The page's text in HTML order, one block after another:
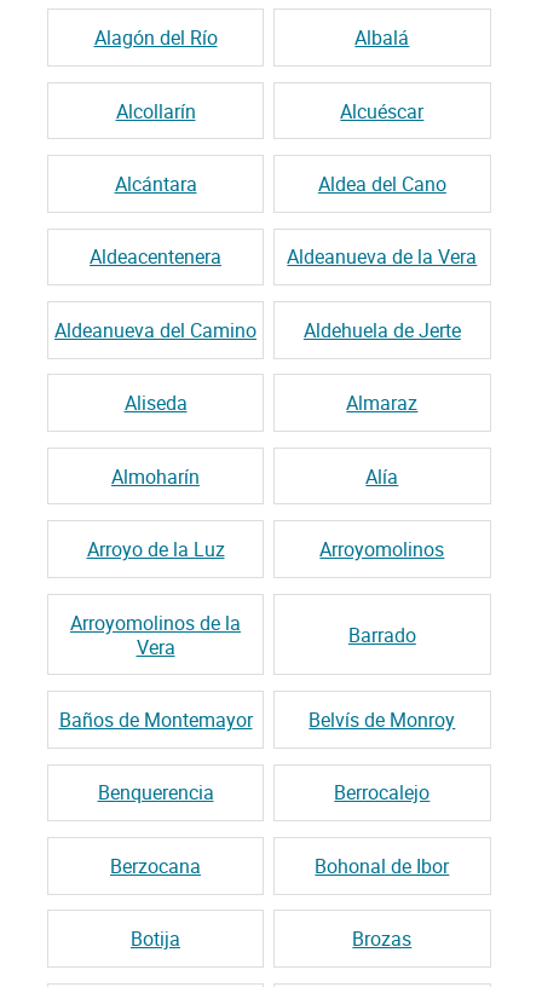
Alagón del Río Albalá
Alcollarín Alcuéscar
Alcántara Aldea del Cano
Aldeacentenera Aldeanueva de la Vera
Aldeanueva del Camino Aldehuela de Jerte
Aliseda Almaraz
Almoharín Alía
Arroyo de la Luz Arroyomolinos
Arroyomolinos de la
Vera
Barrado
Baños de Montemayor Belvís de Monroy
Benquerencia Berrocalejo
Berzocana Bohonal de Ibor
Botija Brozas